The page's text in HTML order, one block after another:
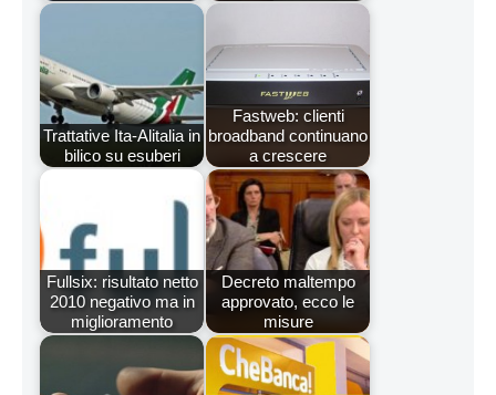
Trattative Ita-Alitalia in
bilico su esuberi
Fastweb: clienti
broadband continuano
a crescere
Fullsix: risultato netto
2010 negativo ma in
miglioramento
Decreto maltempo
approvato, ecco le
misure